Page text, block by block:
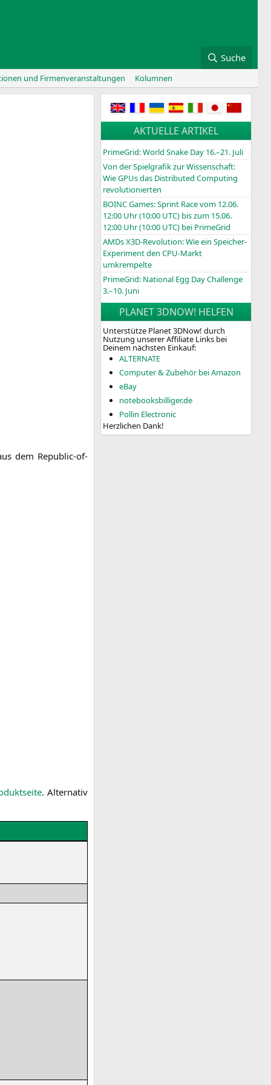
Suche
und Firmenveranstaltungen Kolumnen
dem Repu­blic-of-
. Alter­na­tiv
AKTUELLE ARTIKEL
PrimeGrid: World Snake Day 16.–21. Juli
Von der Spielgrafik zur Wissenschaft:
Wie GPUs das Distributed Computing
revolutionierten
BOINCGames: Sprint Race vom 12.06.
12:00 Uhr (10:00 UTC) bis zum 15.06.
12:00 Uhr (10:00 UTC) bei PrimeGrid
AMDs X3D-Revolution: Wie ein Speicher-
Experiment den CPU-Markt
umkrempelte
PrimeGrid: National Egg Day Challenge
3.–10. Juni
PLANET 3DNOW! HELFEN
Unterstütze Planet 3DNow! durch
Nutzung unserer Affiliate Links bei
Deinem nächsten Einkauf:
ALTERNATE
Computer & Zubehör bei Amazon
eBay
notebooksbilliger.de
Pollin Electronic
Herzlichen Dank!